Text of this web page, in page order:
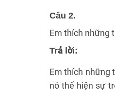
Câu 2.
Em thích những
Trả lời:
Em thích những
nó thể hiện sự